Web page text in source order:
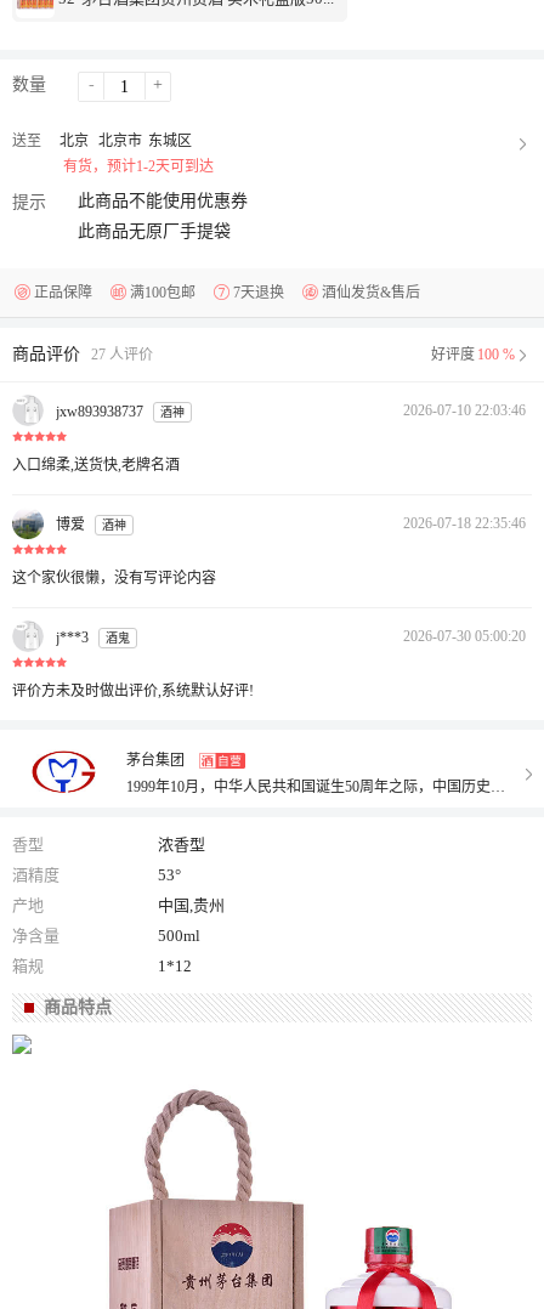
数量 - +
送至 北京 北京市 东城区
有货，预计1-2天可到达
提示
此商品不能使用优惠券
此商品无原厂手提袋
正品保障 满100包邮 7天退换 酒仙发货&售后
好评度 100 %
商品评价 27 人评价
2026-07-10 22:03:46
jxw893938737 酒神
入口绵柔,送货快,老牌名酒
2026-07-18 22:35:46
博爱 酒神
这个家伙很懒，没有写评论内容
2026-07-30 05:00:20
j***3 酒鬼
评价方未及时做出评价,系统默认好评!
茅台集团
1999年10月，中华人民共和国诞生50周年之际，中国历史博物馆收藏了一瓶50年的陈酿茅台，并为茅台酒厂颁发了收藏证书：“兹因茅台酒与共和国的世纪情缘和卓越品质而尊为国酒，暨在共和国五十华诞中以窖藏五十年之‘开国第一酒’晋京献礼而誉为历史见证和文化象征。现我馆接受贵州茅台五十陈酿酒捐赠，并予永久收藏。这份收藏证书，从一个侧面明确地肯定了茅台酒与中国革命的红色情缘、特殊贡献、卓越品质，以及茅台酒作为国酒的尊贵而崇高的地位。
香型
浓香型
酒精度
53°
产地
中国,贵州
净含量
500ml
箱规
1*12
商品特点